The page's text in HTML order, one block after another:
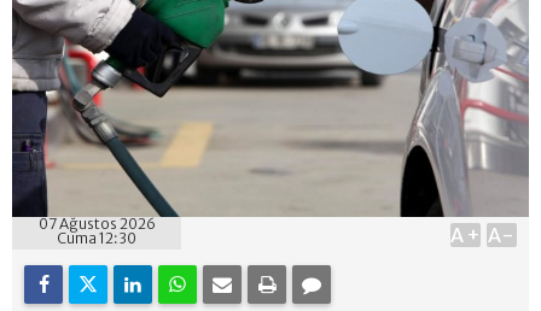
07 Ağustos 2026
Cuma 12:30
A+ A-